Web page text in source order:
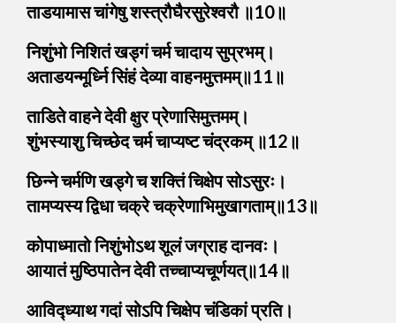
ताडयामास चांगेषु शस्त्रौघैरसुरेश्वरौ ॥10॥
निशुंभो निशितं खड्गं चर्म चादाय सुप्रभम्।
अताडयन्मूर्ध्नि सिंहं देव्या वाहनमुत्तमम्॥11॥
ताडिते वाहने देवी क्षुर प्रेणासिमुत्तमम्।
शुंभस्याशु चिच्छेद चर्म चाप्यष्ट चंद्रकम् ॥12॥
छिन्ने चर्मणि खड्गे च शक्तिं चिक्षेप सोऽसुरः।
तामप्यस्य द्विधा चक्रे चक्रेणाभिमुखागताम्॥13॥
कोपाध्मातो निशुंभोऽथ शूलं जग्राह दानवः।
आयातं मुष्ठिपातेन देवी तच्चाप्यचूर्णयत्॥14॥
आविद्ध्याथ गदां सोऽपि चिक्षेप चंडिकां प्रति।